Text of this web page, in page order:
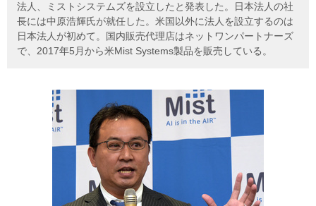
法人、ミストシステムズを設立したと発表した。日本法人の社
長には中原浩輝氏が就任した。米国以外に法人を設立するのは
日本法人が初めて。国内販売代理店はネットワンパートナーズ
で、2017年5月から米Mist Systems製品を販売している。